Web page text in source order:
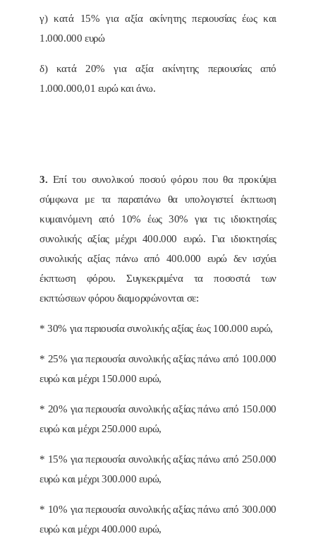
γ) κατά 15% για αξία ακίνητης περιουσίας έως και
1.000.000 ευρώ
δ) κατά 20% για αξία ακίνητης περιουσίας από
1.000.000,01 ευρώ και άνω.
3. Επί του συνολικού ποσού φόρου που θα προκύψει
σύμφωνα με τα παραπάνω θα υπολογιστεί έκπτωση
κυμαινόμενη από 10% έως 30% για τις ιδιοκτησίες
συνολικής αξίας μέχρι 400.000 ευρώ. Για ιδιοκτησίες
συνολικής αξίας πάνω από 400.000 ευρώ δεν ισχύει
έκπτωση φόρου. Συγκεκριμένα τα ποσοστά των
εκπτώσεων φόρου διαμορφώνονται σε:
* 30% για περιουσία συνολικής αξίας έως 100.000 ευρώ,
* 25% για περιουσία συνολικής αξίας πάνω από 100.000
ευρώ και μέχρι 150.000 ευρώ,
* 20% για περιουσία συνολικής αξίας πάνω από 150.000
ευρώ και μέχρι 250.000 ευρώ,
* 15% για περιουσία συνολικής αξίας πάνω από 250.000
ευρώ και μέχρι 300.000 ευρώ,
* 10% για περιουσία συνολικής αξίας πάνω από 300.000
ευρώ και μέχρι 400.000 ευρώ,